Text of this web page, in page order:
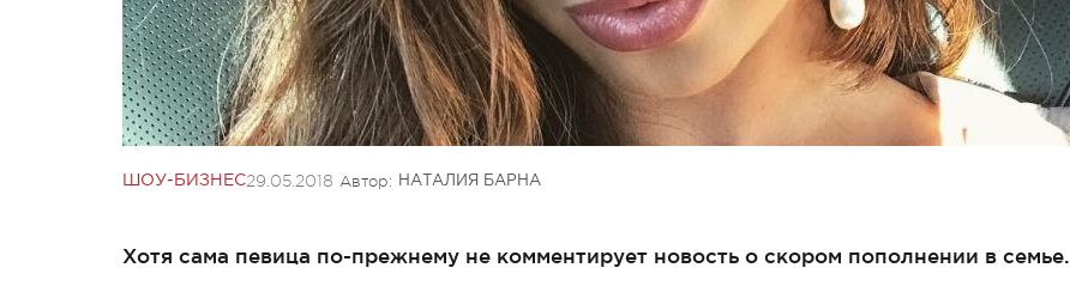
ШОУ-БИЗНЕС29.05.2018 Автор: НАТАЛИЯ БАРНА
Хотя сама певица по-прежнему не комментирует новость о скором пополнении в семье.